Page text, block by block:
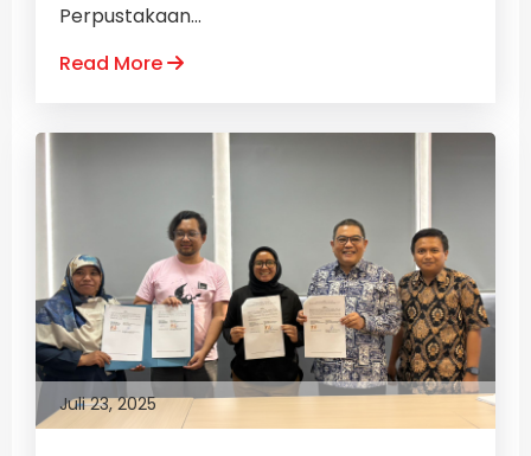
Perpustakaan...
Read More
Juli 23, 2025